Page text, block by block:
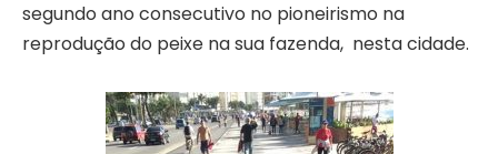
segundo ano consecutivo no pioneirismo na
reprodução do peixe na sua fazenda, nesta cidade.